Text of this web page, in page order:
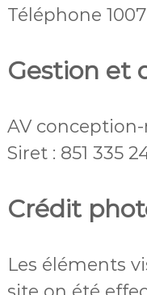
Téléphone 1007
Gestion et
AV
Siret : 851 335
Crédit
Les éléments